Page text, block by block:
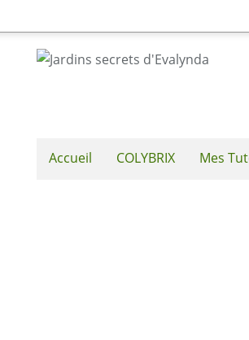
Accueil COLYBRIX Mes